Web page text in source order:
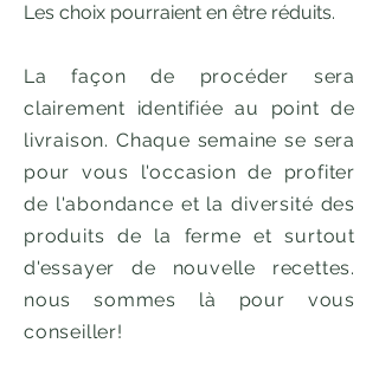
Les choix pourraient en être réduits.
La façon de procéder sera
clairement identifiée au point de
livraison. Chaque semaine se sera
pour vous l'occasion de profiter
de l'abondance et la diversité des
produits de la ferme et surtout
d'essayer de nouvelle recettes.
nous sommes là pour vous
conseiller!